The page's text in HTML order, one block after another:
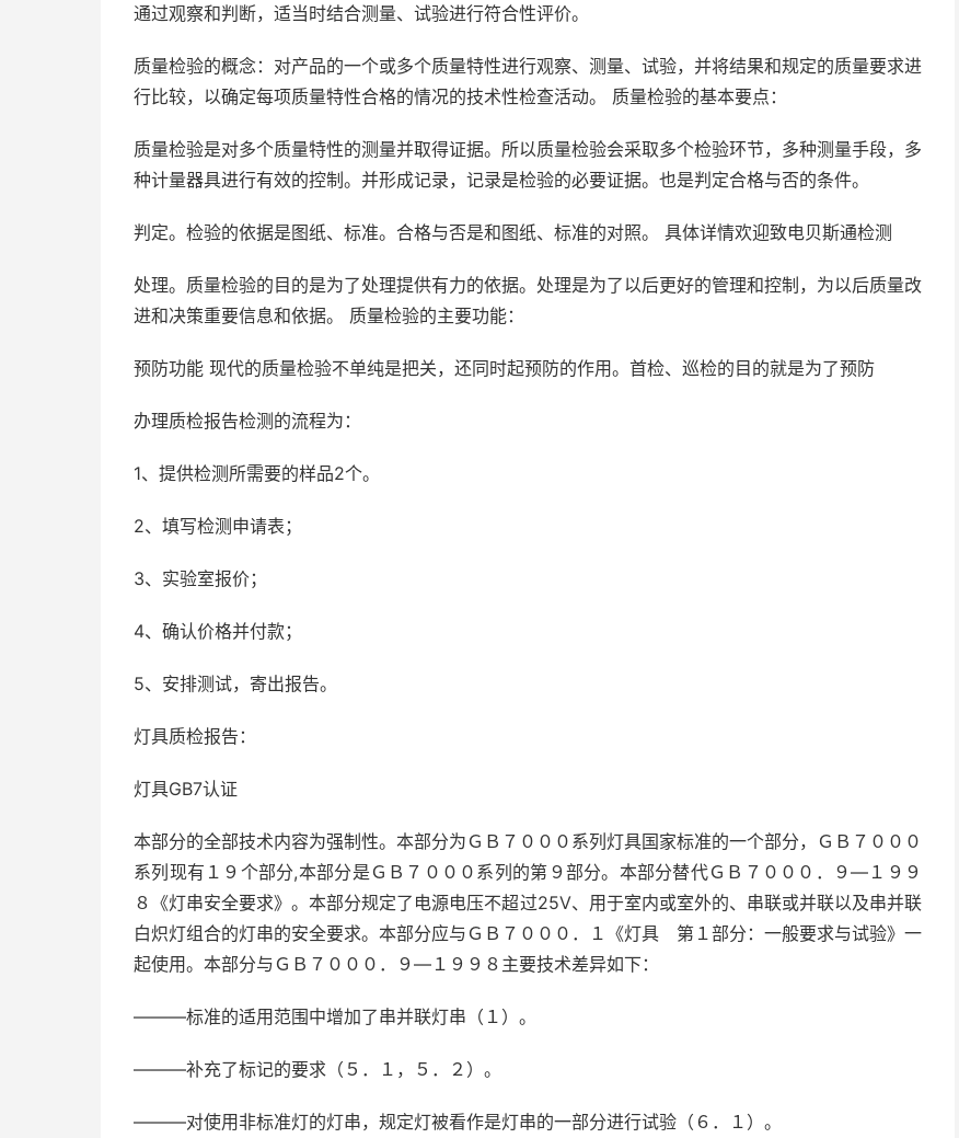
通过观察和判断，适当时结合测量、试验进行符合性评价。
质量检验的概念：对产品的一个或多个质量特性进行观察、测量、试验，并将结果和规定的质量要求进
行比较，以确定每项质量特性合格的情况的技术性检查活动。 质量检验的基本要点：
质量检验是对多个质量特性的测量并取得证据。所以质量检验会采取多个检验环节，多种测量手段，多
种计量器具进行有效的控制。并形成记录，记录是检验的必要证据。也是判定合格与否的条件。
判定。检验的依据是图纸、标准。合格与否是和图纸、标准的对照。 具体详情欢迎致电贝斯通检测
处理。质量检验的目的是为了处理提供有力的依据。处理是为了以后更好的管理和控制，为以后质量改
进和决策重要信息和依据。 质量检验的主要功能：
预防功能 现代的质量检验不单纯是把关，还同时起预防的作用。首检、巡检的目的就是为了预防
办理质检报告检测的流程为：
1、提供检测所需要的样品2个。
2、填写检测申请表；
3、实验室报价；
4、确认价格并付款；
5、安排测试，寄出报告。
灯具质检报告：
灯具GB7认证
本部分的全部技术内容为强制性。本部分为ＧＢ７０００系列灯具国家标准的一个部分，ＧＢ７０００
系列现有１９个部分,本部分是ＧＢ７０００系列的第９部分。本部分替代ＧＢ７０００．９—１９９
８《灯串安全要求》。本部分规定了电源电压不超过25V、用于室内或室外的、串联或并联以及串并联
白炽灯组合的灯串的安全要求。本部分应与ＧＢ７０００．１《灯具 第１部分：一般要求与试验》一
起使用。本部分与ＧＢ７０００．９—１９９８主要技术差异如下：
———标准的适用范围中增加了串并联灯串（１）。
———补充了标记的要求（５．１，５．２）。
———对使用非标准灯的灯串，规定灯被看作是灯串的一部分进行试验（６．１）。